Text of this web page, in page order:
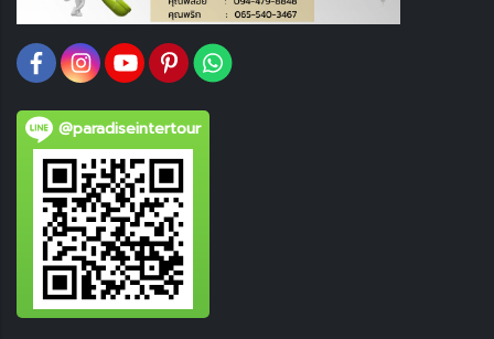
@paradiseintertour